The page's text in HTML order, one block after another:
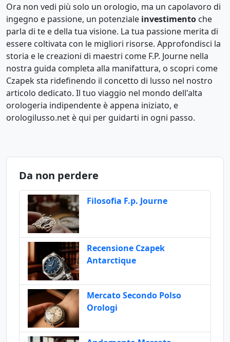
Ora non vedi più solo un orologio, ma un capolavoro di
ingegno e passione, un potenziale investimento che
parla di te e della tua visione. La tua passione merita di
essere coltivata con le migliori risorse. Approfondisci la
storia e le creazioni di maestri come F.P. Journe nella
nostra guida completa alla manifattura, o scopri come
Czapek sta ridefinendo il concetto di lusso nel nostro
articolo dedicato. Il tuo viaggio nel mondo dell'alta
orologeria indipendente è appena iniziato, e
orologilusso.net è qui per guidarti in ogni passo.
Da non perdere
Filosofia F.p. Journe
Recensione Czapek
Antarctique
Mercato Secondo Polso
Orologi